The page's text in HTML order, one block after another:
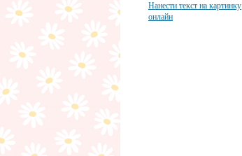
Нанести текст на картинку
онлайн